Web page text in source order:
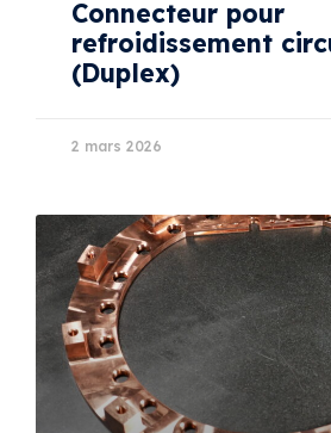
Connecteur pour
refroidissement
(Duplex)
2 mars 2026